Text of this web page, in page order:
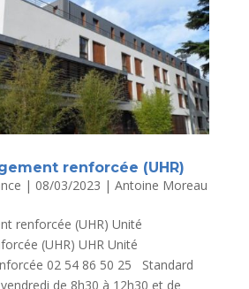
renforcée (UHR)
| 08/03/2023 | Antoine Moreau
renforcée (UHR) Unité
(UHR) UHR Unité
02 54 86 50 25 Standard
de 8h30 à 12h30 et de